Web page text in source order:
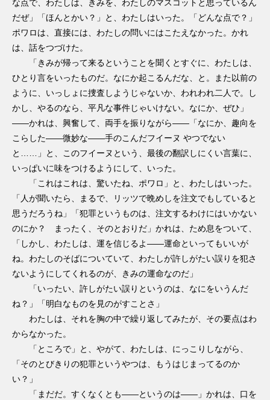
な点で、わたしは、きみを、わたしのマスコットと思っているん
だぜ」「ほんとかい？」と、わたしはいった。「どんな点で？」
ポワロは、直接には、わたしの問いにはこたえなかった。かれ
は、話をつづけた。
「きみが帰って来るということを聞くとすぐに、わたしは、
ひとり言をいったものだ。なにか起こるんだな、と。また以前の
ように、いっしょに捜査しようじゃないか、われわれ二人で。し
かし、やるのなら、平凡な事件じゃいけない。なにか、ぜひ」
――かれは、興奮して、両手を振りながら――「なにか、趣向を
こらした――微妙な――手のこんだフイーヌ やつでない
と……」と、このフイーヌという、最後の翻訳しにくい言葉に、
いっぱいに味をつけるようにして、いった。
「これはこれは、驚いたね、ポワロ」と、わたしはいった。
「人が聞いたら、まるで、リッツで晩めしを注文でもしていると
思うだろうね」「犯罪というものは、注文するわけにはいかない
のにか？ まったく、そのとおりだ」かれは、ため息をついて、
「しかし、わたしは、運を信じるよ――運命といってもいいが
ね。わたしのそばについていて、わたしが許しがたい誤りを犯さ
ないようにしてくれるのが、きみの運命なのだ」
「いったい、許しがたい誤りというのは、なにをいうんだ
ね？」「明白なものを見のがすことさ」
わたしは、それを胸の中で繰り返してみたが、その要点はわ
からなかった。
「ところで」と、やがて、わたしは、にっこりしながら、
「そのとびきりの犯罪というやつは、もうはじまってるのか
い？」
「まだだ。すくなくとも――というのは――」かれは、口を